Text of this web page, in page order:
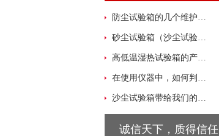
防尘试验箱的几个维护技巧
砂尘试验箱（沙尘试验箱）适用范围
高低温湿热试验箱的产品除湿方式
在使用仪器中，如何判断是否出现故障。
沙尘试验箱带给我们的帮助到底有多大？我来告诉你
诚信天下，质得信任